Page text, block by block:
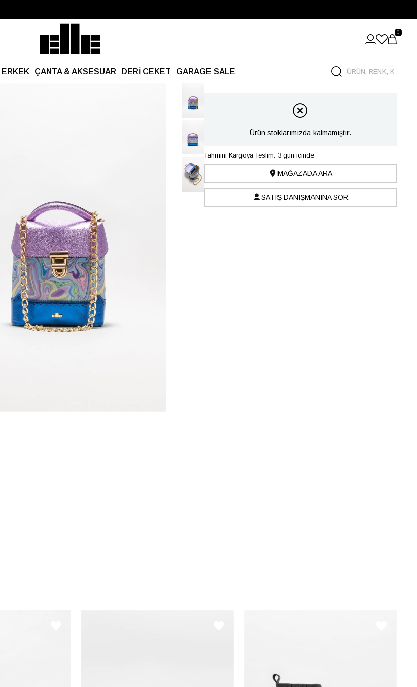
Kargo Ücretsiz!
0
ERKEK ÇANTA & AKSESUAR DERİ CEKET GARAGE SALE
Ürün stoklarımızda kalmamıştır.
Tahmini Kargoya Teslim: 3 gün içinde
MAĞAZADA ARA
SATIŞ DANIŞMANINA SOR